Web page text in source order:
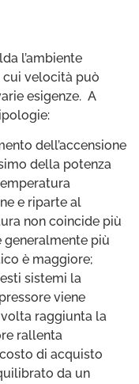
l’ambiente
cui velocità può
esigenze. A
dell’accensione
della potenza
e riparte al
non coincide più
generalmente più
è maggiore;
sistemi la
viene
raggiunta la
rallenta
di acquisto
da un